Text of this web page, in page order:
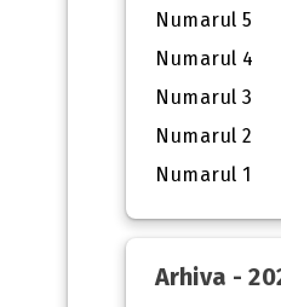
Numarul 5
Numarul 4
Numarul 3
Numarul 2
Numarul 1
Arhiva -